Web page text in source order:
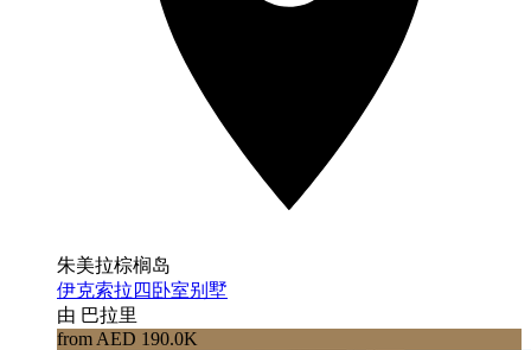
朱美拉棕榈岛
伊克索拉四卧室别墅
由 巴拉里
from AED 190.0K